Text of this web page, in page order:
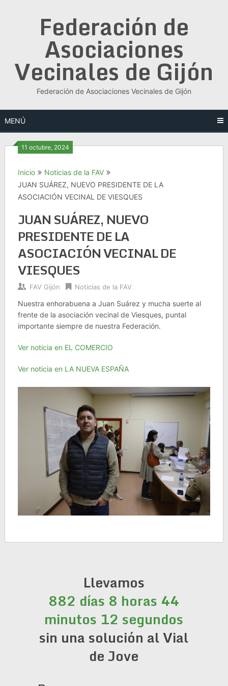
Federación de
Asociaciones
Vecinales de Gijón
Federación de Asociaciones Vecinales de Gijón
MENÚ
11 octubre, 2024
Inicio
Noticias de la FAV
JUAN SUÁREZ, NUEVO PRESIDENTE DE LA
ASOCIACIÓN VECINAL DE VIESQUES
JUAN SUÁREZ, NUEVO
PRESIDENTE DE LA
ASOCIACIÓN VECINAL DE
VIESQUES
FAV Gijón Noticias de la FAV
Nuestra enhorabuena a Juan Suárez y mucha suerte al
frente de la asociación vecinal de Viesques, puntal
importante siempre de nuestra Federación.
Ver noticia en EL COMERCIO
Ver noticia en LA NUEVA ESPAÑA
Llevamos
882 días 8 horas 44
minutos 12 segundos
sin una solución al Vial
de Jove